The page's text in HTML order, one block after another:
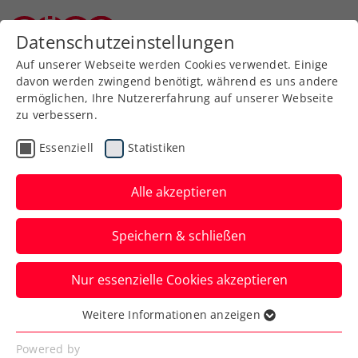
AllgemeineKlasse
Jugend
SeniorInnen
Meisterschaft wählen
Datenschutzeinstellungen
Auf unserer Webseite werden Cookies verwendet. Einige
davon werden zwingend benötigt, während es uns andere
ermöglichen, Ihre Nutzererfahrung auf unserer Webseite
zu verbessern.
Essenziell Statistiken
Alle akzeptieren
Speichern & schließen
Nur essenzielle Cookies akzeptieren
Essenziell
Essenzielle Cookies werden für grundlegende
Weitere Informationen anzeigen
Powered by